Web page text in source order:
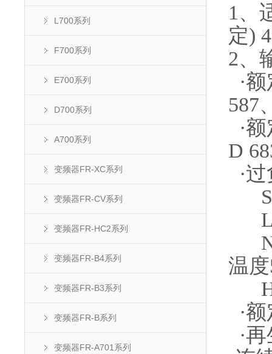
L700系列
F700系列
E700系列
D700系列
A700系列
变频器FR-XC系列
变频器FR-CV系列
变频器FR-HC2系列
变频器FR-B4系列
变频器FR-B3系列
变频器FR-B系列
变频器FR-A701系列
1、
定)
2、
·
587
·
D
·
LD
温
·
·